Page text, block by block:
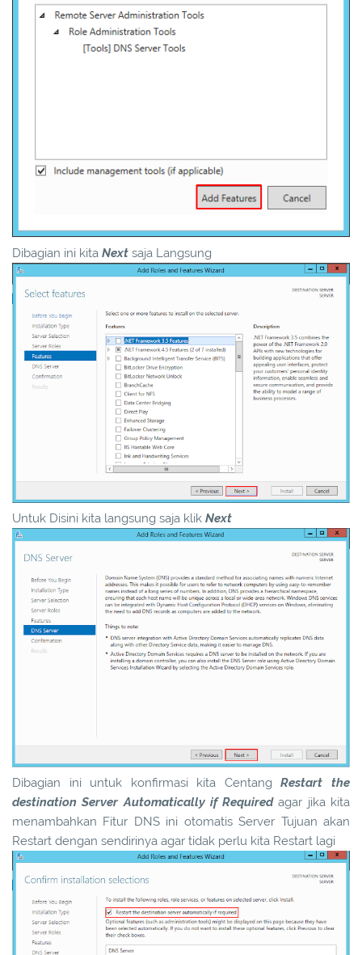
Dibagian ini kita Next saja Langsung
Untuk Disini kita langsung saja klik Next
Dibagian ini untuk konfirmasi kita CentangRestart the
destination Server Automatically if Requiredagar jika kita
menambahkan Fitur DNS ini otomatis Server Tujuan akan
Restart dengan sendirinya agar tidak perlu kita Restart lagi